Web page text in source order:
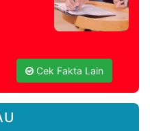
Cek Fakta Lain